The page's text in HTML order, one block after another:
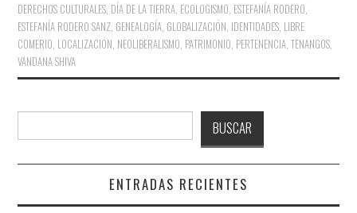
DERECHOS CULTURALES DÍA DE LA TIERRA ECOLOGISMO ESTEFANÍA RODERO
ESTEFANÍA RODERO SANZ GENEALOGÍA GLOBALIZACIÓN IDENTIDADES LIBRE
COMERIO LOCALIZACIÓN NEOLIBERALISMO PATRIMONIO PERTENENCIA ,TENANGOS
VANDANA SHIVA
BUSCAR
ENTRADAS RECIENTES